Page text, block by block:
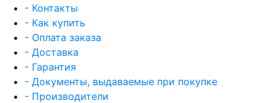
- Контакты
- Как купить
- Оплата заказа
- Доставка
- Гарантия
- Документы, выдаваемые при покупке
- Производители